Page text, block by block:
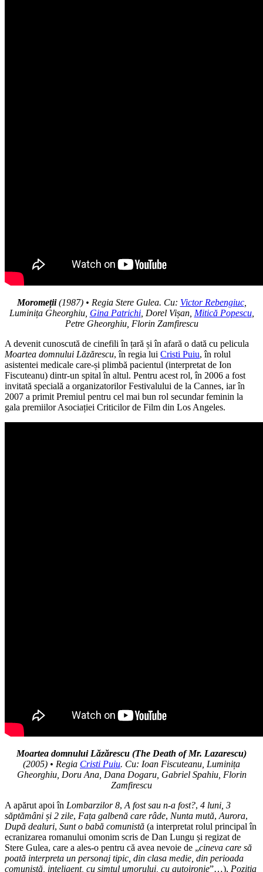
Moromeții(1987) • Regia Stere Gulea. Cu: Victor Rebengiuc,
Luminița Gheorghiu, Gina Patrichi, Dorel Vișan, Mitică Popescu,
Petre Gheorghiu, Florin Zamfirescu
A devenit cunoscută de cinefili în țară și în afară o dată cu pelicula
Moartea domnului Lăzărescu, în regia lui Cristi Puiu, în rolul
asistentei medicale care-și plimbă pacientul (interpretat de Ion
Fiscuteanu) dintr-un spital în altul. Pentru acest rol, în 2006 a fost
invitată specială a organizatorilor Festivalului de la Cannes, iar în
2007 a primit Premiul pentru cel mai bun rol secundar feminin la
gala premiilor Asociației Criticilor de Film din Los Angeles.
Moartea domnului Lăzărescu (The Death of Mr. Lazarescu)
(2005) • Regia Cristi Puiu. Cu: Ioan Fiscuteanu, Luminița
Gheorghiu, Doru Ana, Dana Dogaru, Gabriel Spahiu, Florin
Zamfirescu
A apărut apoi în Lombarzilor 8, A fost sau n-a fost?, 4 luni, 3
săptămâni și 2 zile, Fața galbenă care râde, Nunta mută, Aurora,
După dealuri, Sunt o babă comunistă (a interpretat rolul principal în
ecranizarea romanului omonim scris de Dan Lungu și regizat de
Stere Gulea, care a ales-o pentru că avea nevoie de „cineva care să
poată interpreta un personaj tipic, din clasa medie, din perioada
comunistă, inteligent, cu simțul umorului, cu autoironie”…), Poziția